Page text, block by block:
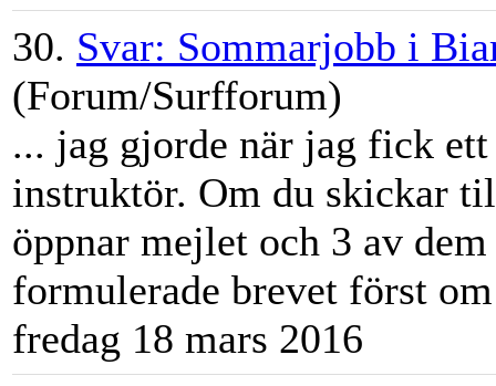
30. Svar: Sommarjobb i
(Forum/Surfforum)
... jag gjorde när jag fick
instruktör. Om du skickar
öppnar mejlet och 3 av
formulerade brevet först
fredag 18 mars 2016